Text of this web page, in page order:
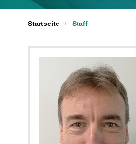
Startseite Staff